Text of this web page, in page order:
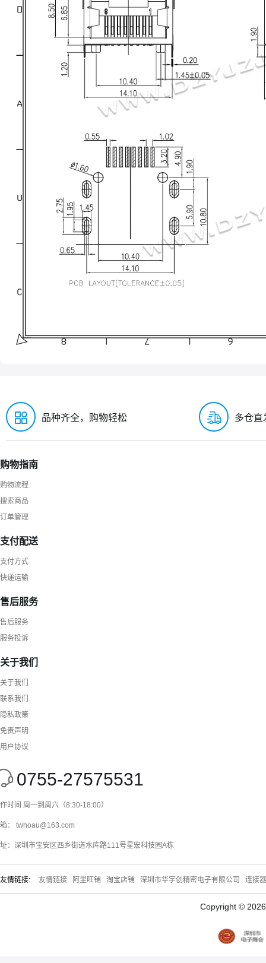
品种齐全，购物轻松 多仓直
购物指南
购物流程
搜索商品
订单管理
支付配送
支付方式
快递运输
售后服务
售后服务
服务投诉
关于我们
关于我们
联系我们
隐私政策
免责声明
用户协议
0755-27575531
时间 周一到周六（8:30-18:00）
： twhoau@163.com
：深圳市宝安区西乡街道水库路111号星宏科技园A栋
友情链接: 友情链接 阿里旺铺 淘宝店铺 深圳市华宇创精密电子有限公司 连接
Copyright ©